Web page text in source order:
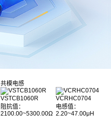
共模电感
VSTCB1060R
阻抗值：
2100.00~5300.00Ω
VCRHC0704
电感值：
2.20~47.00μH